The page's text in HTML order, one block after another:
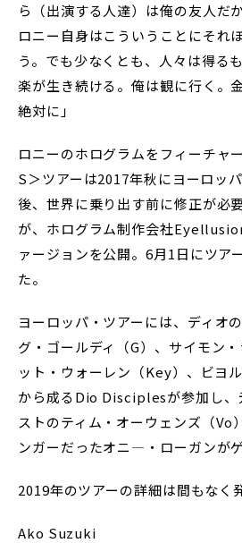
ら（出演する人達）は俺の友人だ
ロニー自身はこういうことにそれ
う。でも少なくとも、人々は得る
楽が生き続ける。俺は観に行く。
絶対に」
ロニーのホログラムをフィーチャ
S＞ツアーは2017年秋にヨーロッ
後、世界に乗り出す前に修正が必
が、ホログラム制作会社
ァージョンを公開。6月1日にツア
た。
ヨーロッパ・ツアーには、ディオ
グ・ゴールディ（G）、サイモン
ット・ウォーレン（Key）、ビヨ
から成るDio Disciplesが参加し、
ストのティム・オーウェンズ（Vo
ンガーだったオニ―・ローガンが
2019年のツアーの詳細は間もなく
Ako Suzuki